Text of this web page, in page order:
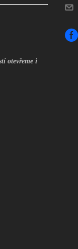
otevřeme i